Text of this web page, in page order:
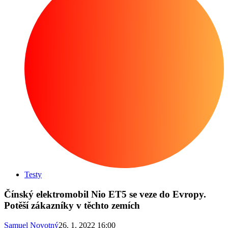
Testy
Čínský elektromobil Nio ET5 se veze do Evropy.
Potěší zákazníky v těchto zemích
Samuel Novotný26. 1. 2022 16:00